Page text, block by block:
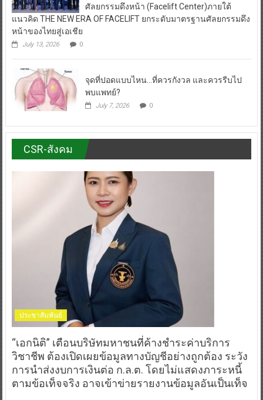
ศัลยกรรมดึงหน้า (Facelift Center)ภายใต้
แนวคิด THE NEW ERA OF FACELIFT ยกระดับมาตรฐานศัลยกรรมดึง
หน้าของไทยสู่เอเชีย
July 13, 2026 0
จุดที่ปอดแบบไหน…ที่ควรกังวล และควรรีบไป
พบแพทย์?
July 7, 2026 0
CSR-สังคม
ประชาสัมพันธ์
“เอกนิติ” เตือนบริษัทมหาชนที่ค้างชำระค่าบริการ
วิชาชีพ ต้องเปิดเผยข้อมูลทางบัญชีอย่างถูกต้อง ระวัง
การนำส่งงบการเงินต่อ ก.ล.ต. โดยไม่แสดงภาระหนี้
ตามข้อเท็จจริง อาจเข้าข่ายรายงานข้อมูลอันเป็นเท็จ